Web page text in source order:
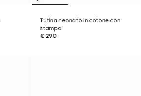
Tutina neonato in cotone con
stampa
€ 290